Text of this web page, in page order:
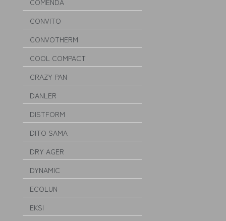
COMENDA
CONVITO
CONVOTHERM
COOL COMPACT
CRAZY PAN
DANLER
DISTFORM
DITO SAMA
DRY AGER
DYNAMIC
ECOLUN
EKSI